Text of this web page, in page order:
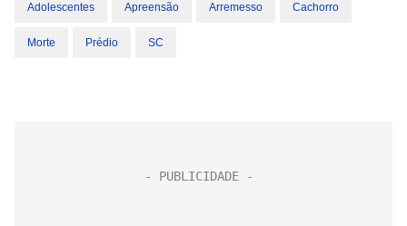
Adolescentes Apreensão Arremesso Cachorro
Morte Prédio SC